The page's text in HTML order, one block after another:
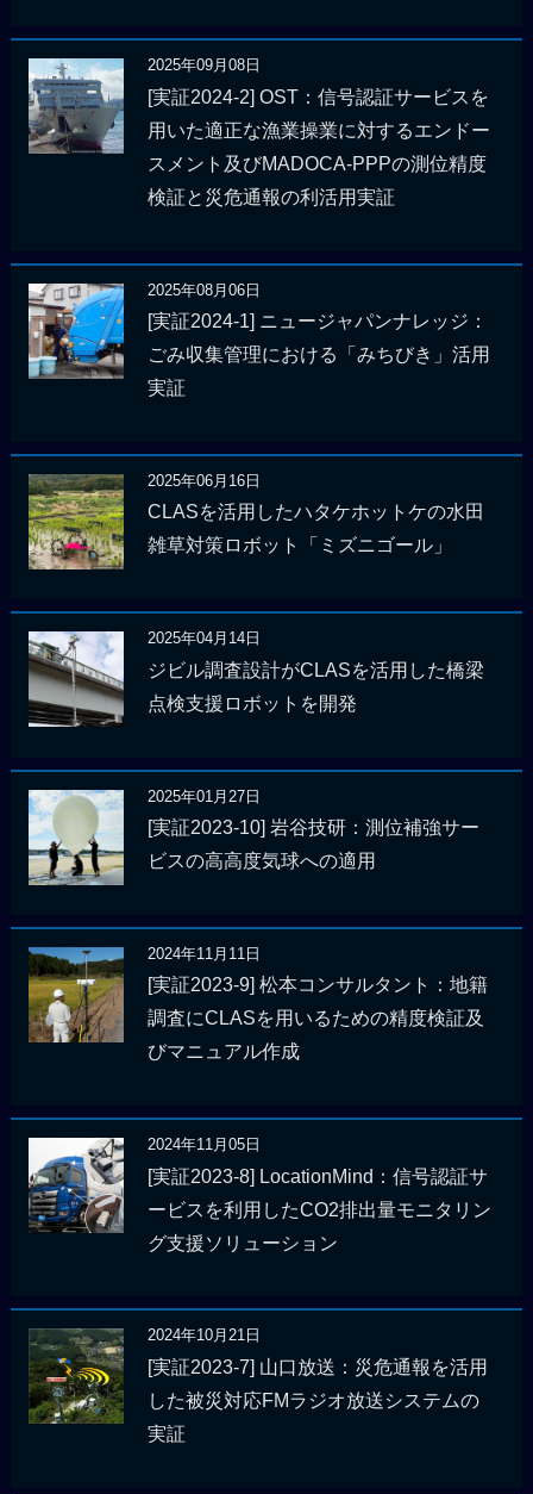
2025年09月08日
[実証2024-2] OST：信号認証サービスを
用いた適正な漁業操業に対するエンドー
スメント及びMADOCA-PPPの測位精度
検証と災危通報の利活用実証
2025年08月06日
[実証2024-1] ニュージャパンナレッジ：
ごみ収集管理における「みちびき」活用
実証
2025年06月16日
CLASを活用したハタケホットケの水田
雑草対策ロボット「ミズニゴール」
2025年04月14日
ジビル調査設計がCLASを活用した橋梁
点検支援ロボットを開発
2025年01月27日
[実証2023-10] 岩谷技研：測位補強サー
ビスの高高度気球への適用
2024年11月11日
[実証2023-9] 松本コンサルタント：地籍
調査にCLASを用いるための精度検証及
びマニュアル作成
2024年11月05日
[実証2023-8] LocationMind：信号認証サ
ービスを利用したCO2排出量モニタリン
グ支援ソリューション
2024年10月21日
[実証2023-7] 山口放送：災危通報を活用
した被災対応FMラジオ放送システムの
実証